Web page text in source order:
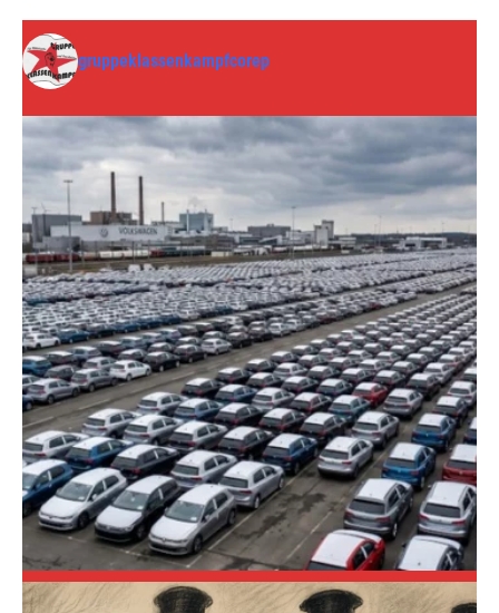
gruppeklassenkampfcorep